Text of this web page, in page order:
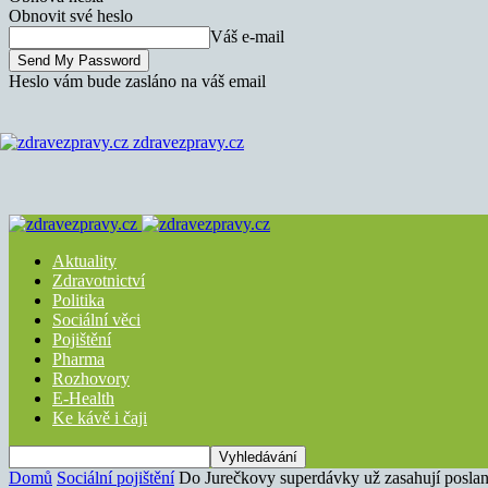
Obnovit své heslo
Váš e-mail
Heslo vám bude zasláno na váš email
zdravezpravy.cz
Aktuality
Zdravotnictví
Politika
Sociální věci
Pojištění
Pharma
Rozhovory
E-Health
Ke kávě i čaji
Domů Sociální pojištění Do Jurečkovy superdávky už zasahují